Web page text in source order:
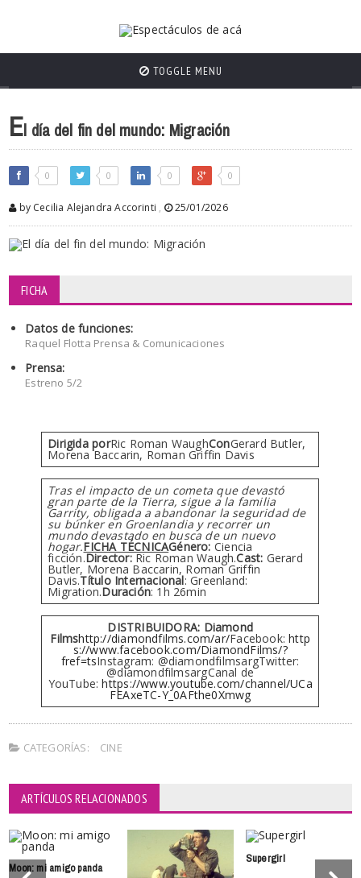
TOGGLE MENU
El día del fin del mundo: Migración
0 0 0 0
by Cecilia Alejandra Accorinti , 25/01/2026
FICHA
Datos de funciones:
Raquel Flotta Prensa & Comunicaciones
Prensa:
Estreno 5/2
Dirigida porRic Roman WaughConGerard Butler,
Morena Baccarin, Roman Griffin Davis
Tras el impacto de un cometa que devastó
gran parte de la Tierra, sigue a la familia
Garrity, obligada a abandonar la seguridad de
su búnker en Groenlandia y recorrer un
mundo devastado en busca de un nuevo
hogar.FICHA TÉCNICAGénero: Ciencia
ficción.Director:Ric Roman Waugh.Cast: Gerard
Butler, Morena Baccarin, Roman Griffin
Davis.Título Internacional: Greenland:
Migration.Duración: 1h 26min
DISTRIBUIDORA: Diamond
Filmshttp://diamondfilms.com/ar/Facebook:http
s://www.facebook.com/DiamondFilms/?
fref=tsInstagram: @diamondfilmsargTwitter:
@diamondfilmsargCanal de
YouTube:https://www.youtube.com/channel/UCa
FEAxeTC-Y_0AFthe0Xmwg
CATEGORÍAS: CINE
ARTÍCULOS RELACIONADOS
Moon: mi amigo panda
Supergirl